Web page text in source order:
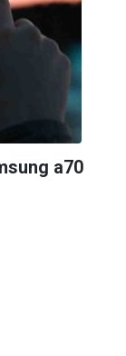
a70